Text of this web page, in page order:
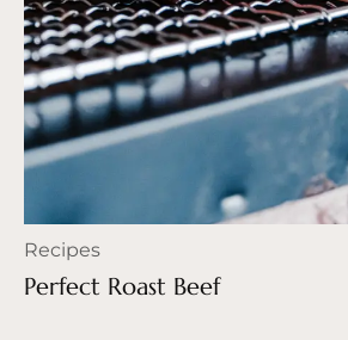
Recipes
Perfect Roast Beef